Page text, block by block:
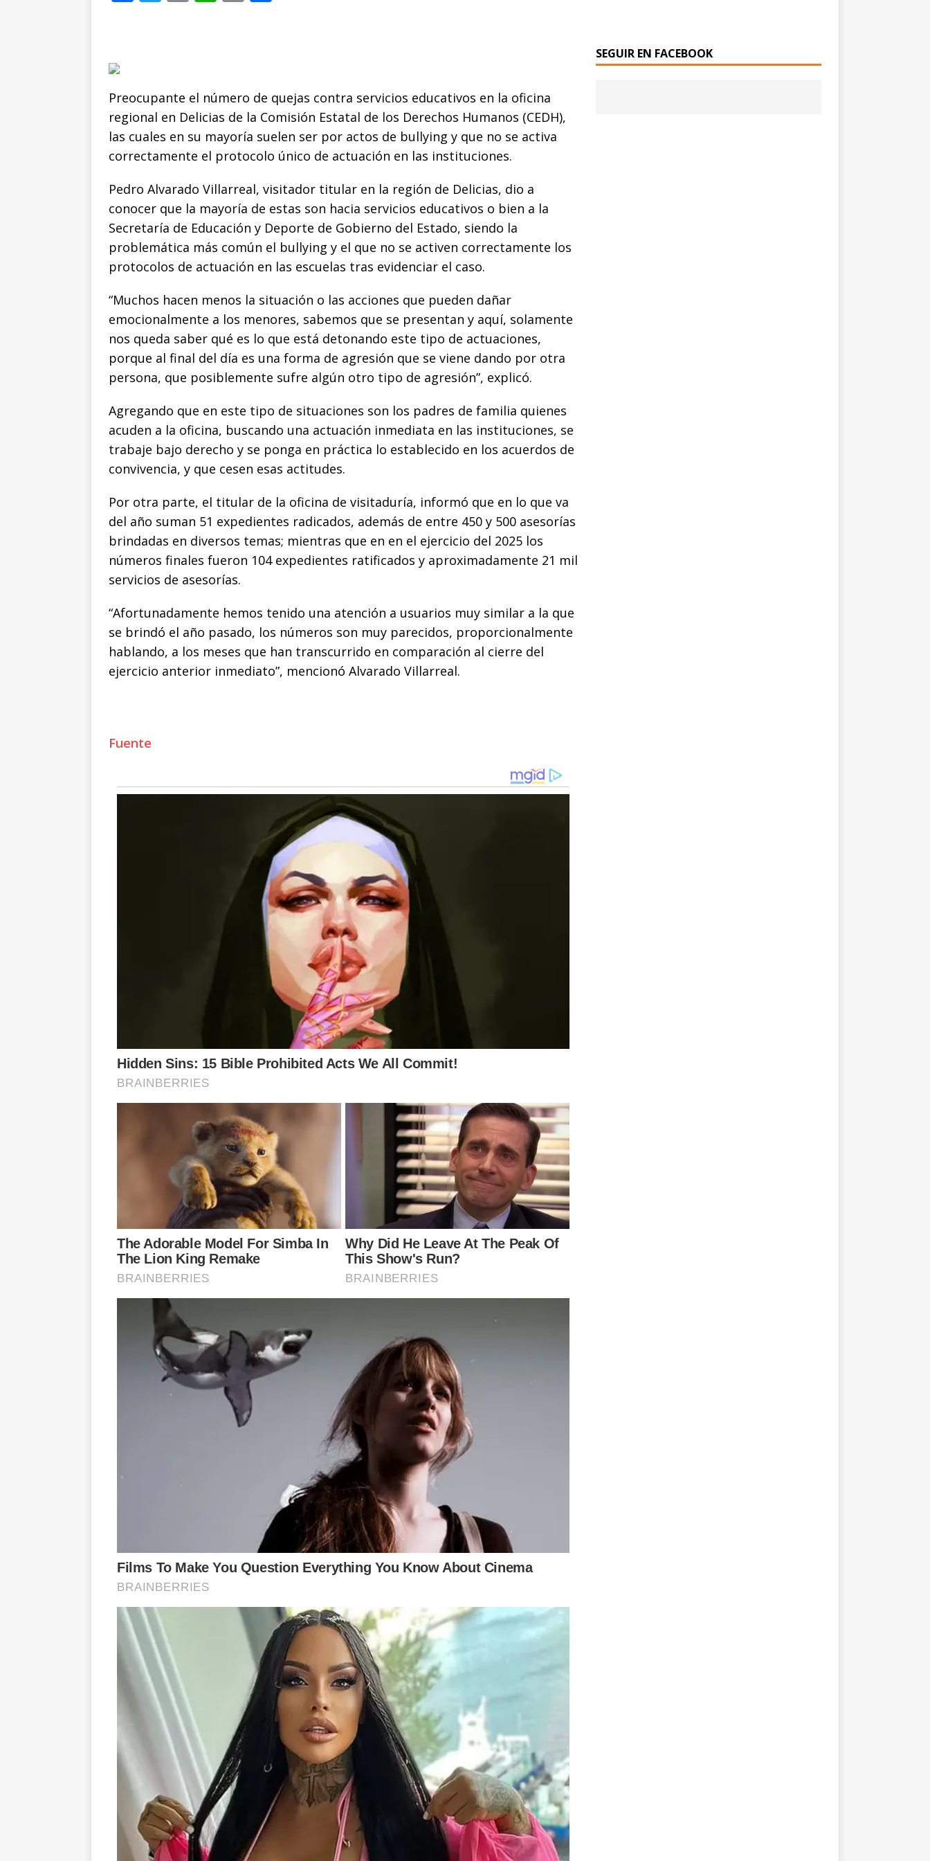
o
o
k
p
p
n
k
ti
r
Preocupante el número de quejas contra servicios educativos en la oficina
regional en Delicias de la Comisión Estatal de los Derechos Humanos (CEDH),
las cuales en su mayoría suelen ser por actos de bullying y que no se activa
correctamente el protocolo único de actuación en las instituciones.
Pedro Alvarado Villarreal, visitador titular en la región de Delicias, dio a
conocer que la mayoría de estas son hacia servicios educativos o bien a la
Secretaría de Educación y Deporte de Gobierno del Estado, siendo la
problemática más común el bullying y el que no se activen correctamente los
protocolos de actuación en las escuelas tras evidenciar el caso.
“Muchos hacen menos la situación o las acciones que pueden dañar
emocionalmente a los menores, sabemos que se presentan y aquí, solamente
nos queda saber qué es lo que está detonando este tipo de actuaciones,
porque al final del día es una forma de agresión que se viene dando por otra
persona, que posiblemente sufre algún otro tipo de agresión”, explicó.
Agregando que en este tipo de situaciones son los padres de familia quienes
acuden a la oficina, buscando una actuación inmediata en las instituciones, se
trabaje bajo derecho y se ponga en práctica lo establecido en los acuerdos de
convivencia, y que cesen esas actitudes.
Por otra parte, el titular de la oficina de visitaduría, informó que en lo que va
del año suman 51 expedientes radicados, además de entre 450 y 500 asesorías
brindadas en diversos temas; mientras que en en el ejercicio del 2025 los
números finales fueron 104 expedientes ratificados y aproximadamente 21 mil
servicios de asesorías.
“Afortunadamente hemos tenido una atención a usuarios muy similar a la que
se brindó el año pasado, los números son muy parecidos, proporcionalmente
hablando, a los meses que han transcurrido en comparación al cierre del
ejercicio anterior inmediato”, mencionó Alvarado Villarreal.
Fuente
SEGUIR EN FACEBOOK